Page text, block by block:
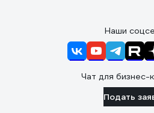
Наши
Чат для бизнес-
Подать